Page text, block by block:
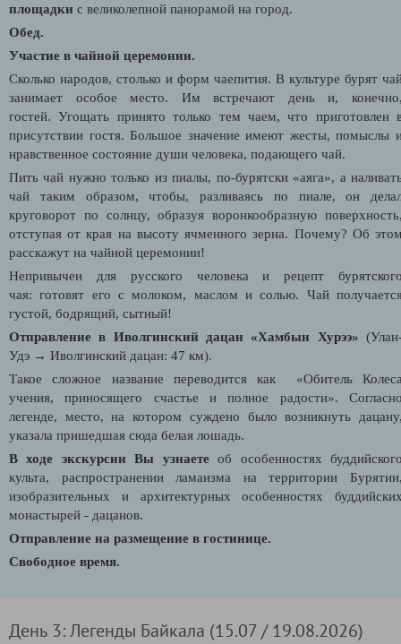
площадки с великолепной панорамой на город.
Обед.
Участие в чайной церемонии.
Сколько народов, столько и форм чаепития. В культуре бурят
занимает особое место. Им встречают день и,
гостей. Угощать принято только тем чаем, что приготовлен
присутствии гостя. Большое значение имеют жесты, помыслы
нравственное состояние души человека, подающего чай.
Пить чай нужно только из пиалы, по-бурятски «аяга», а
чай таким образом, чтобы, разливаясь по пиале, он
круговорот по солнцу, образуя воронкообразную
отступая от края на высоту ячменного зерна. Почему? Об
расскажут на чайной церемонии!
Непривычен для русского человека и рецепт
чая:готовят его с молоком, маслом и солью. Чай
густой, бодрящий, сытный!
Отправление в Иволгинский дацан «Хамбын Хурээ»
Удэ → Иволгинский дацан: 47 км).
Такое сложное название переводится как «Обитель
учения, приносящего счастье и полное радости».
легенде, место, на котором суждено было возникнуть
указала пришедшая сюда белая лошадь.
В ходе экскурсии Вы узнаетеоб особенностях
культа, распространении ламаизма на территории
изобразительных и архитектурных особенностях
монастырей - дацанов.
Отправление на размещение в гостинице.
Свободное время.
День 3: Легенды Байкала (15.07 / 19.08.2026)